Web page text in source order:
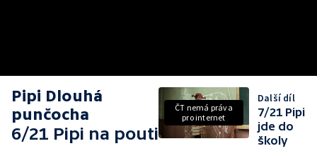
Pipi Dlouhá
punčocha
6/21 Pipi na pouti
ČT nemá práva
pro internet
Další díl
7/21 Pipi
jde do
školy